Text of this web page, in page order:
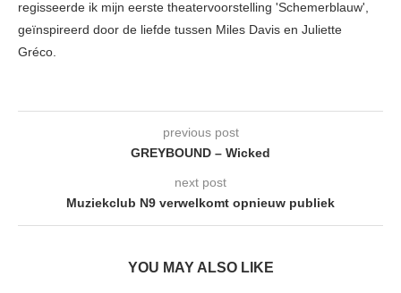
regisseerde ik mijn eerste theatervoorstelling 'Schemerblauw',
geïnspireerd door de liefde tussen Miles Davis en Juliette
Gréco.
previous post
GREYBOUND – Wicked
next post
Muziekclub N9 verwelkomt opnieuw publiek
YOU MAY ALSO LIKE